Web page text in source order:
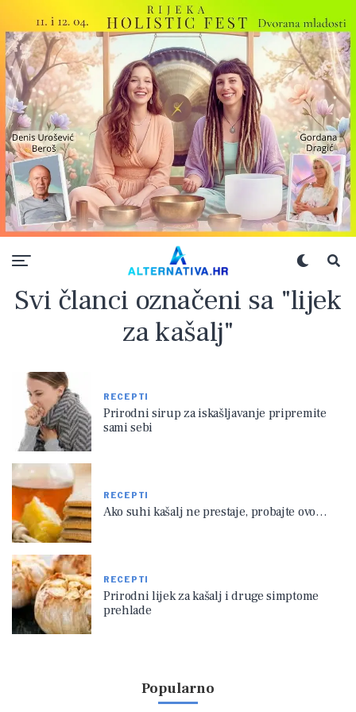
Svi članci označeni sa "lijek
za kašalj"
RECEPTI
Prirodni sirup za iskašljavanje pripremite
sami sebi
RECEPTI
Ako suhi kašalj ne prestaje, probajte ovo…
RECEPTI
Prirodni lijek za kašalj i druge simptome
prehlade
Popularno